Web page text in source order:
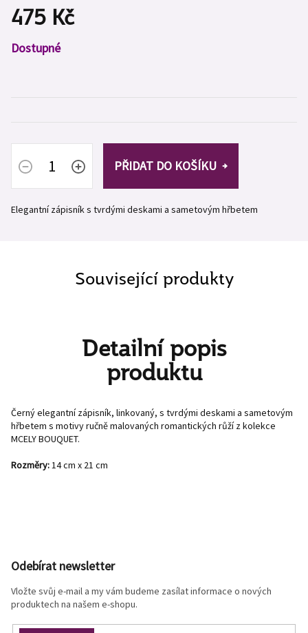
475 Kč
Měrná
cena:
Dostupné
PŘIDAT DO KOŠÍKU
Elegantní zápisník s tvrdými deskami a sametovým hřbetem
Související produkty
Detailní popis
produktu
Černý elegantní zápisník, linkovaný, s tvrdými deskami a sametovým
hřbetem s motivy ručně malovaných romantických růží z kolekce
MCELY BOUQUET.
Rozměry:14 cm x 21 cm
Odebírat newsletter
Vložte svůj e-mail a my vám budeme zasílat informace o nových
produktech na našem e-shopu.